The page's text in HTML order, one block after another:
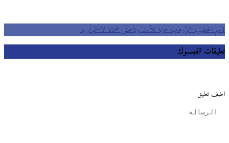
الخطيب: الإرهاب حماية للأسد وداعش ضمانة لاستمراريته
الفيسبوك
تعليق